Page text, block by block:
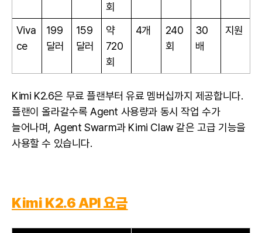
회
Viva
ce
199
달러
159
달러
약
720
회
4개
240
회
30
배
지원
Kimi K2.6은 무료 플랜부터 유료 멤버십까지 제공합니다.
플랜이 올라갈수록 Agent 사용량과 동시 작업 수가
늘어나며, Agent Swarm과 Kimi Claw 같은 고급 기능을
사용할 수 있습니다.
Kimi K2.6 API 요금